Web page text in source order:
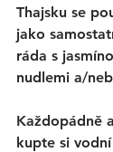
Thajsku se
jako
ráda s
nudlemi a/
Každopádně
kupte si